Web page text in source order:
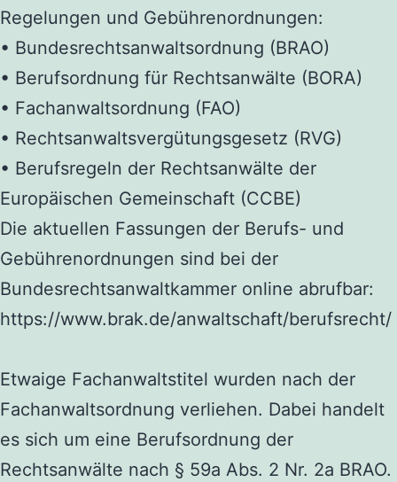
Regelungen und Gebührenordnungen:
• Bundesrechtsanwaltsordnung (BRAO)
• Berufsordnung für Rechtsanwälte (BORA)
• Fachanwaltsordnung (FAO)
• Rechtsanwaltsvergütungsgesetz (RVG)
• Berufsregeln der Rechtsanwälte der
Europäischen Gemeinschaft (CCBE)
Die aktuellen Fassungen der Berufs- und
Gebührenordnungen sind bei der
Bundesrechtsanwaltkammer online abrufbar:
https://www.brak.de/anwaltschaft/berufsrecht/
Etwaige Fachanwaltstitel wurden nach der
Fachanwaltsordnung verliehen. Dabei handelt
es sich um eine Berufsordnung der
Rechtsanwälte nach § 59a Abs. 2 Nr. 2a BRAO.